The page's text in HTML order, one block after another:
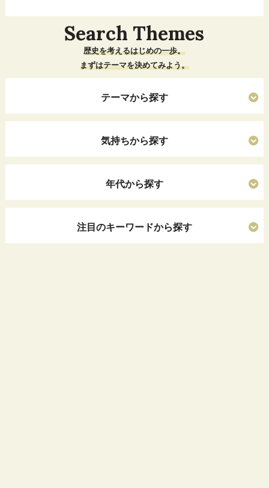
Search Themes
歴史を考えるはじめの一歩。
まずはテーマを決めてみよう。
テーマから探す
気持ちから探す
年代から探す
注目のキーワードから探す